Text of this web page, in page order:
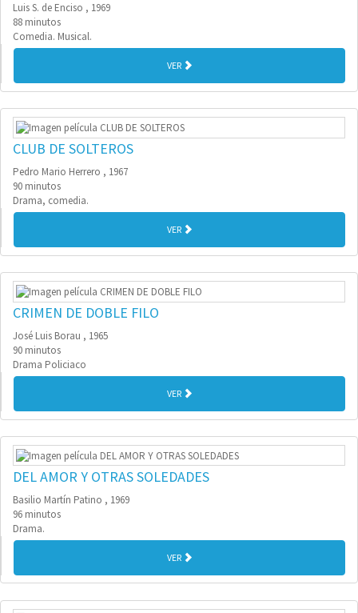
Luis S. de Enciso , 1969
88 minutos
Comedia. Musical.
VER
CLUB DE SOLTEROS
Pedro Mario Herrero , 1967
90 minutos
Drama, comedia.
VER
CRIMEN DE DOBLE FILO
José Luis Borau , 1965
90 minutos
Drama Policiaco
VER
DEL AMOR Y OTRAS SOLEDADES
Basilio Martín Patino , 1969
96 minutos
Drama.
VER